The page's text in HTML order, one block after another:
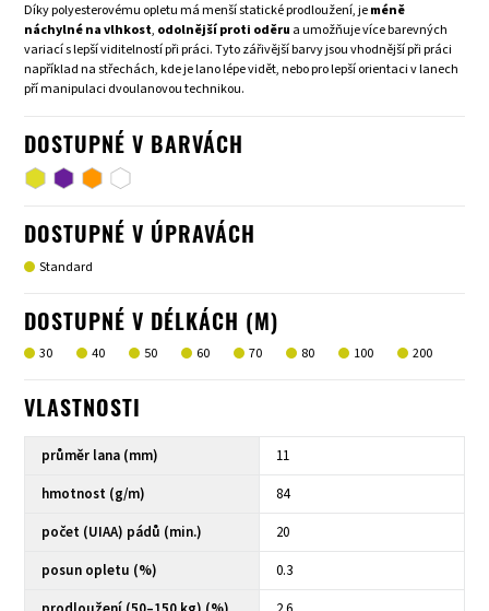
Díky polyesterovému opletu má menší statické prodloužení, jeméně
náchylné na vlhkost, odolnější proti oděru a umožňuje více barevných
variací s lepší viditelností při práci. Tyto zářivější barvy jsou vhodnější při práci
například na střechách, kde je lano lépe vidět, nebo pro lepší orientaci v lanech
pří manipulaci dvoulanovou technikou.
DOSTUPNÉ V BARVÁCH
DOSTUPNÉ V ÚPRAVÁCH
Standard
DOSTUPNÉ V DÉLKÁCH (M)
30 40 50 60 70 80 100 200
VLASTNOSTI
průměr lana (mm)
11
hmotnost (g/m)
84
počet (UIAA) pádů (min.)
20
posun opletu (%)
0.3